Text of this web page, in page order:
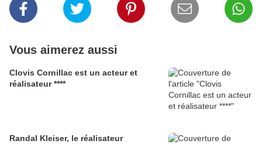
Vous aimerez aussi
Clovis Cornillac est un acteur et
réalisateur ****
Randal Kleiser, le réalisateur